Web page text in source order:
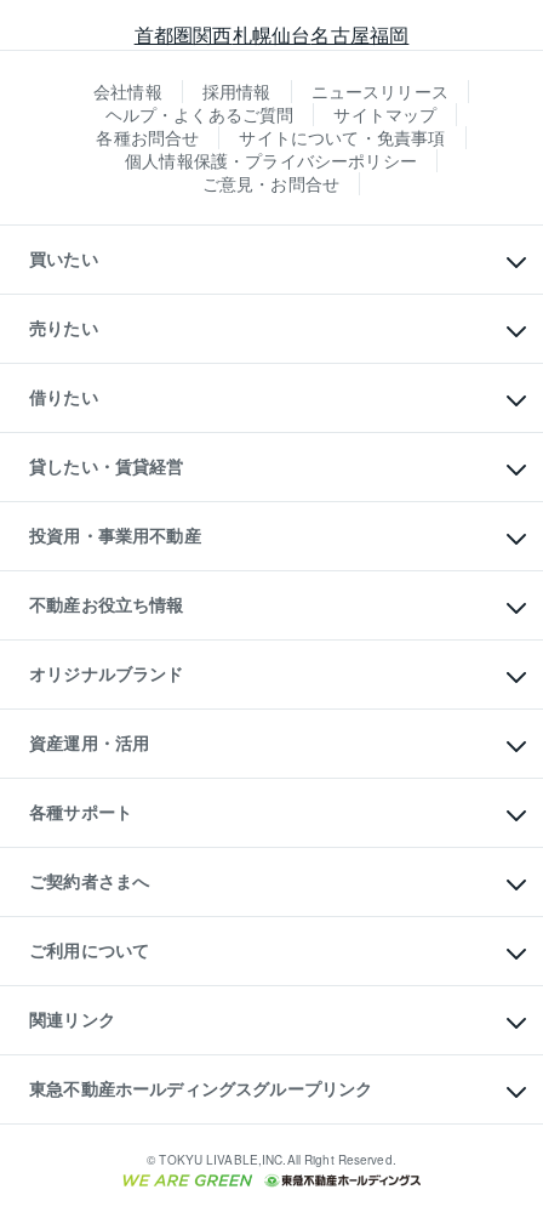
首都圏関西札幌仙台名古屋福岡
会社情報 採用情報
ニュースリリース
ヘルプ・よくあるご質問
サイトマップ
各種お問合せ
サイトについて・免責事項
個人情報保護・プライバシーポリシー
ご意見・お問合せ
買いたい
新築・分譲マンションの購入
中古マンションの購入
一戸建ての購入
中古一戸建ての購入
不動産購入の流れ
注目キーワード物件特集
購入ガイド
English 繁体中文簡体中文
売りたい
一戸建ての売却・査定
土地の売却・査定
スピードAI査定
不動産査定について
不動産売却の流れ
不動産買換えの流れ
売却ガイド
借りたい
オフィス・店舗の賃貸
借りるときの流れ
借りるガイド
貸したい・賃貸経営
マンション賃料データ
賃貸管理プラン
リロケーションについて
貸すガイド
投資用・事業用不動産
事業用不動産
マンション投資
投資用マンション
アパート経営
収益物件
ビル購入（ビル一棟）
投資用不動産の売却査定
事業用不動産の売却査定
不動産お役立ち情報
マンションライブラリー
人気マンションランキング
暮らしに役立つ不動産メディア
不動産相場・不動産価格情報
不動産コラム・ニュース
不動産用語集
不動産なんでもネット相談室
住まいの税金
オリジナルブランド
一棟リノベーションマンション
L`GENTE（ルジェンテ）
区分リノベーションマンション
投資用一棟レジデンスWELL
不動産小口投資
LEGACIA（レガシア）
資産運用・活用
不動産M&A
アセットマネジメント・出資
各種サポート
相続サポート
リフォームサポート
ご契約者さまへ
ご紹介・再契約特典
入居者様専用-各種ご案内（賃貸）
東急こすもす会「こすもすWeb」
ご利用について
金融商品取引について
東急リバブル ソーシャルメディアポリシー
ご意見・お問い合わせ（金融商品取引専用の相談・お問い合わせ窓口）
ダイレクトメール（郵送物）・Eメールなどの送付停止について
関連リンク
これからご結婚される方に東急百貨店のブライダルクラブ
人材サービスのご用命は 東急リバブルスタッフ株式会社まで
東北の逸品を贈ります 東北すぐれものセレクション
東急不動産ホールディングスグループリンク
東急コミュニティー
東急住宅リース
© TOKYU LIVABLE,INC.All Right Reserved.